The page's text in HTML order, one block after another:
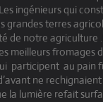
ingénieurs qui
grandes terres
de notre agriculture
meilleurs fromages
participent au pain
ne
la lumière refait